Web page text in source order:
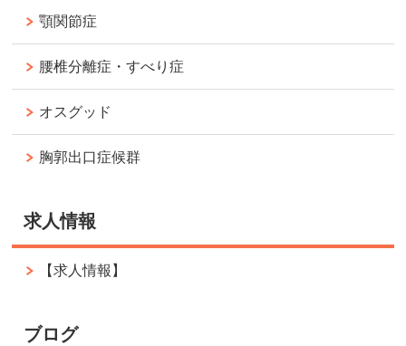
顎関節症
腰椎分離症・すべり症
オスグッド
胸郭出口症候群
求人情報
【求人情報】
ブログ